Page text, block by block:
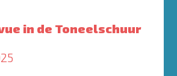
in de Toneelschuur